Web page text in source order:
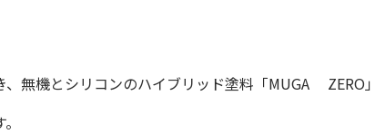
、無機とシリコンのハイブリッド塗料「MUGA ZERO